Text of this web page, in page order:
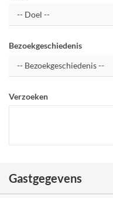
Bezoekgeschiedenis
Verzoeken
Gastgegevens